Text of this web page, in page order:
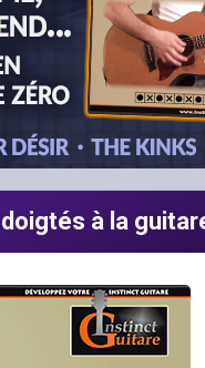
à la